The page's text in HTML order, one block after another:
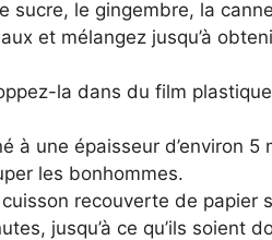
sucre, le gingembre, la
et mélangez jusqu’à
la dans du film
à une épaisseur d’environ 5
les bonhommes.
recouverte de papier
jusqu’à ce qu’ils soient